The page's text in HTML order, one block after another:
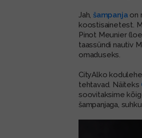
Jah, šampanjaon
koostisainetest.
Pinot Meunier
taassündi nautiv
omaduseks.
CityAlko kodulehe
tehtavad. Näiteks
soovitaksime
šampanjaga,